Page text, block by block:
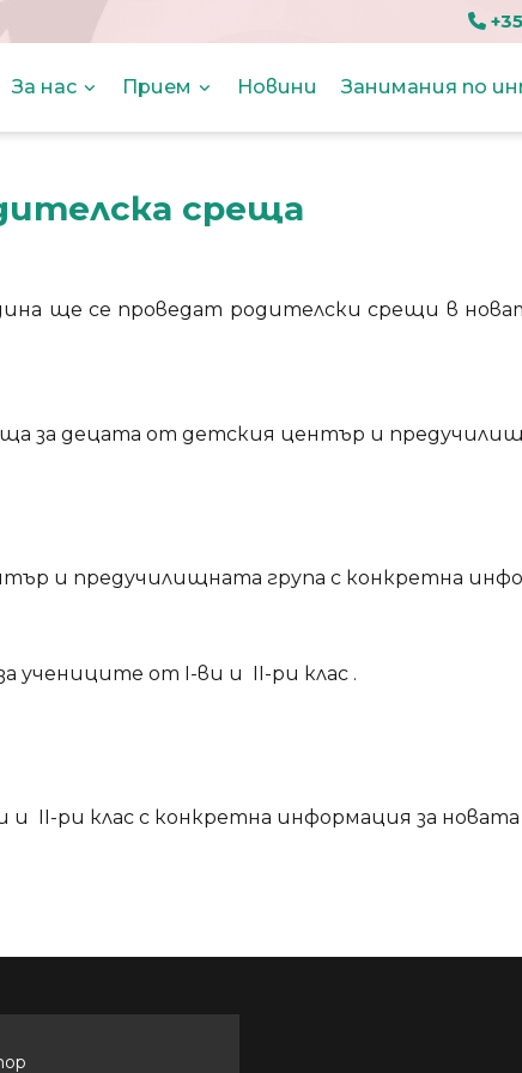
За нас Прием Новини Занимания по
среща
ще се проведат родителски срещи в
за децата от детския център и
и предучилищната група с конкретна
учениците от I-ви и II-ри клас .
II-ри клас с конкретна информация за новата